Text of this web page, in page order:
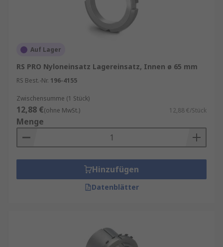
Auf Lager
RS PRO Nyloneinsatz Lagereinsatz, Innen ø 65 mm
RS Best.-Nr. 196-4155
Zwischensumme (1 Stück)
12,88 €(ohne MwSt.) 12,88 €/Stück
Menge
Hinzufügen
Datenblätter